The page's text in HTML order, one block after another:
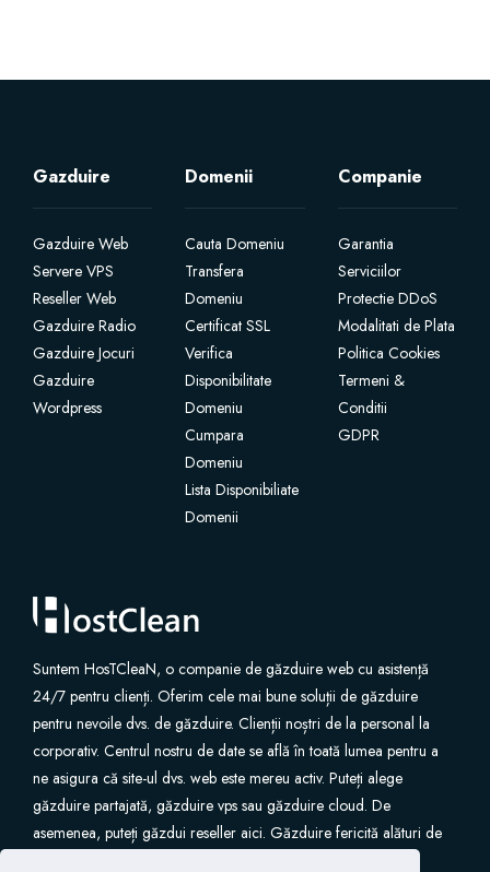
Gazduire
Gazduire Web
Servere VPS
Reseller Web
Gazduire Radio
Gazduire Jocuri
Gazduire
Wordpress
Domenii
Cauta Domeniu
Transfera
Domeniu
Certificat SSL
Verifica
Disponibilitate
Domeniu
Cumpara
Domeniu
Lista Disponibiliate
Domenii
Companie
Garantia
Serviciilor
Protectie DDoS
Modalitati de Plata
Politica Cookies
Termeni &
Conditii
GDPR
Suntem HosTCleaN, o companie de găzduire web cu asistență
24/7 pentru clienți. Oferim cele mai bune soluții de găzduire
pentru nevoile dvs. de găzduire. Clienții noștri de la personal la
corporativ. Centrul nostru de date se află în toată lumea pentru a
ne asigura că site-ul dvs. web este mereu activ. Puteți alege
găzduire partajată, găzduire vps sau găzduire cloud. De
asemenea, puteți găzdui reseller aici. Găzduire fericită alături de